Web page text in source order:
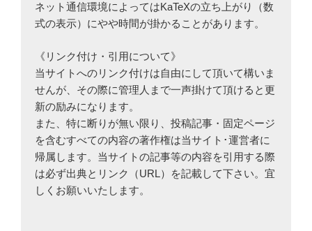
ネット通信環境によってはKaTeXの立ち上がり（数
式の表示）にやや時間が掛かることがあります。
《リンク付け・引用について》
当サイトへのリンク付けは自由にして頂いて構いま
せんが、その際に管理人まで一声掛けて頂けると更
新の励みになります。
また、特に断りが無い限り、投稿記事・固定ページ
を含むすべての内容の著作権は当サイト･運営者に
帰属します。当サイトの記事等の内容を引用する際
は必ず出典とリンク（URL）を記載して下さい。宜
しくお願いいたします。